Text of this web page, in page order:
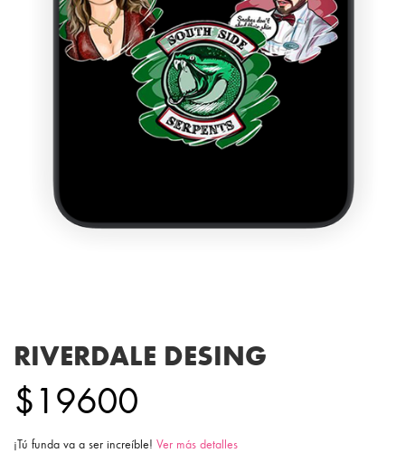
RIVERDALE DESING
$19600
¡Tú funda va a ser increíble! Ver más detalles